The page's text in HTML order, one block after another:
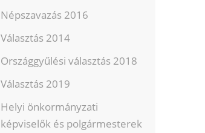
Népszavazás 2016
Választás 2014
Országgyűlési választás 2018
Választás 2019
Helyi önkormányzati
képviselők és polgármesterek